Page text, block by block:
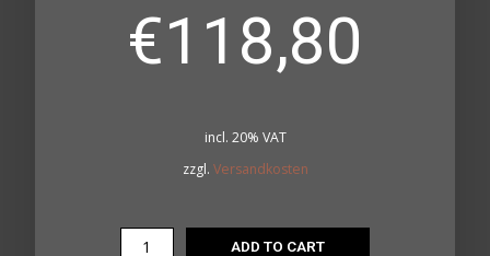
€118,80
incl. 20% VAT
zzgl. Versandkosten
ADD TO CART